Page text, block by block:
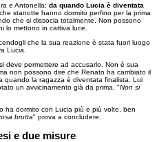
e Antonella: da quando Lucia è diventata
che stanotte hanno dormito perfino per la prima
che si dissocia totalmente. Non possono
lo mettono in cattiva luce.
che la sua reazione è stata fuori luogo
Lucia.
deve permettere ad accusarlo. Non è sua
non possono dire che Renato ha cambiato il
quando la ragazza è diventata finalista. Lui
un avvicinamento già da prima. "Non si
ha dormito con Lucia più e più volte, ben
brutta" prova a concludere.
e due misure